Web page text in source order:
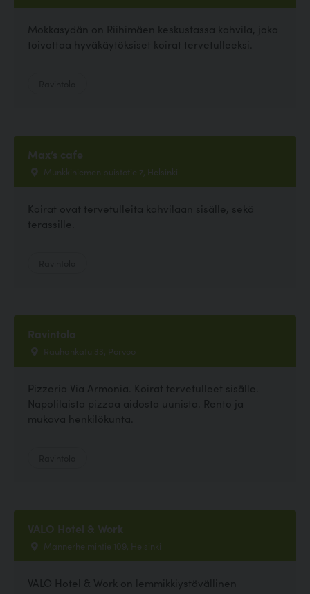
Mokkasydän on Riihimäen keskustassa kahvila, joka
toivottaa hyväkäytöksiset koirat tervetulleeksi.
Max’s cafe
Munkkiniemen puistotie 7, Helsinki
Koirat ovat tervetulleita kahvilaan sisälle, sekä
terassille.
Ravintola
Rauhankatu 33, Porvoo
Pizzeria Via Armonia. Koirat tervetulleet sisälle.
Napolilaista pizzaa aidosta uunista. Rento ja
mukava henkilökunta.
VALO Hotel & Work
Mannerheimintie 109, Helsinki
VALO Hotel & Work on lemmikkiystävällinen